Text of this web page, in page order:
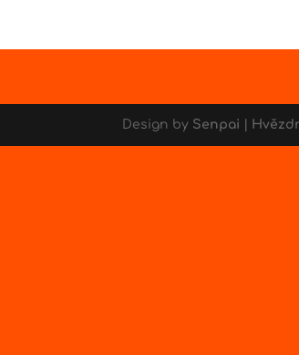
Design by Senpai